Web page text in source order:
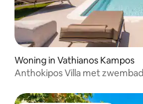
Woning in Vathianos Kampos
Anthokipos Villa met zwembad